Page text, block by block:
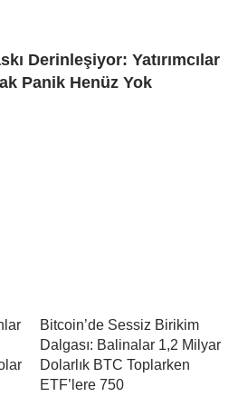
Derinleşiyor: Yatırımcılar
Panik Henüz Yok
Bitcoin’de Sessiz Birikim
Dalgası: Balinalar 1,2 Milyar
Dolarlık BTC Toplarken
ETF’lere 750